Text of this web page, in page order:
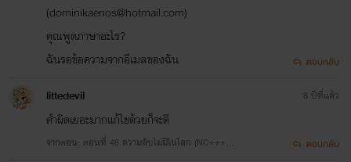
(dominikaenos@hotmail.com)
คุณพูดภาษาอะไร?
ฉันรอข้อความจากอีเมลของฉัน
ตอบกลับ
littedevil
คำผิดเยอะมากแก้ไขด้วยก็จะดี
จากตอน: ตอนที่ 48 ความลับไม่มีในโลก (NC+++คุณ
8 ปีที่แล้ว
ตอบกลับ